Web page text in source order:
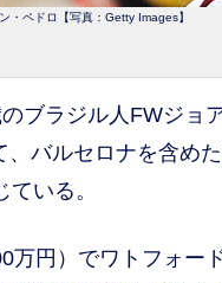
・ペドロ【写真：Getty Images】
ブラジル人FWジョ
バルセロナを含め
いる。
円）でワトフォー